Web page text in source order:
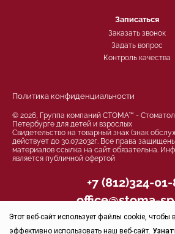
Записаться
Заказать звонок
Задать вопрос
Контроль качества
Политика конфиденциальности
© 2026, Группа компаний СТОМА™ -
Петербурге для детей и взрослых
Свидетельство на товарный знак (знак
действует до 30.07.2032г. Все права
материалов ссылка на сайт обязательна.
является публичной офертой
+7 (812)324-
office@stoma-
Присоединяйтесь
Этот веб-сайт использует файлы cookie,
эффективно использовать наш веб-сайт.